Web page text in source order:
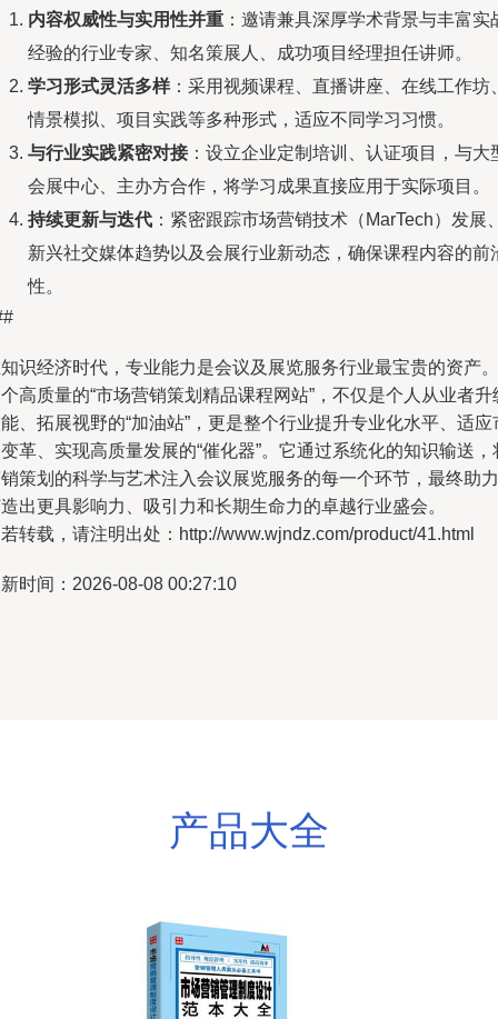
内容权威性与实用性并重 ：邀请兼具深厚学术背景与丰富实
经验的行业专家、知名策展人、成功项目经理担任讲师。
学习形式灵活多样：采用视频课程、直播讲座、在线工作坊
情景模拟、项目实践等多种形式，适应不同学习习惯。
与行业实践紧密对接：设立企业定制培训、认证项目，与大
会展中心、主办方合作，将学习成果直接应用于实际项目。
持续更新与迭代 ：紧密跟踪市场营销技术（MarTech）发展
新兴社交媒体趋势以及会展行业新动态，确保课程内容的前
性。
识经济时代，专业能力是会议及展览服务行业最宝贵的资产。
高质量的“市场营销策划精品课程网站”，不仅是个人从业者升
、拓展视野的“加油站”，更是整个行业提升专业化水平、适应
革、实现高质量发展的“催化器”。它通过系统化的知识输送，
策划的科学与艺术注入会议展览服务的每一个环节，最终助力
出更具影响力、吸引力和长期生命力的卓越行业盛会。
转载，请注明出处：http://www.wjndz.com/product/41.html
时间：2026-08-08 00:27:10
产品大全